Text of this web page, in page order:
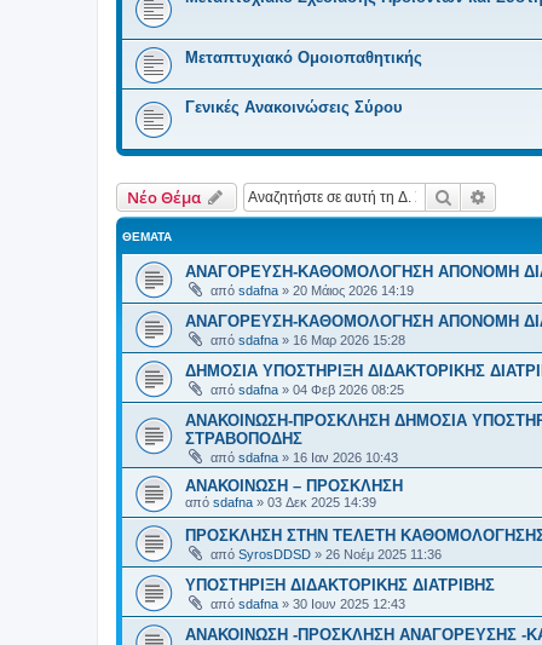
Μεταπτυχιακό Ομοιοπαθητικής
Γενικές Ανακοινώσεις Σύρου
Νέο Θέμα Αναζήτηση
ΘΈΜΑΤΑ
ΑΝΑΓΟΡΕΥΣΗ-ΚΑΘΟΜΟΛΟΓΗΣΗ ΑΠΟΝΟΜΗ
από sdafna » 20 Μάιος 2026 14:19
ΑΝΑΓΟΡΕΥΣΗ-ΚΑΘΟΜΟΛΟΓΗΣΗ ΑΠΟΝΟΜΗ
από sdafna » 16 Μαρ 2026 15:28
ΔΗΜΟΣΙΑ ΥΠΟΣΤΗΡΙΞΗ ΔΙΔΑΚΤΟΡΙΚΗΣ
από sdafna » 04 Φεβ 2026 08:25
ΑΝΑΚΟΙΝΩΣΗ-ΠΡΟΣΚΛΗΣΗ ΔΗΜΟΣΙΑ
ΣΤΡΑΒΟΠΟΔΗΣ
από sdafna » 16 Ιαν 2026 10:43
ΑΝΑΚΟΙΝΩΣΗ – ΠΡΟΣΚΛΗΣΗ
από sdafna » 03 Δεκ 2025 14:39
ΠΡΟΣΚΛΗΣΗ ΣΤΗΝ ΤΕΛΕΤΗ ΚΑΘΟΜΟΛΟΓΗΣΗΣ
από SyrosDDSD » 26 Νοέμ 2025 11:36
ΥΠΟΣΤΗΡΙΞΗ ΔΙΔΑΚΤΟΡΙΚΗΣ ΔΙΑΤΡΙΒΗΣ
από sdafna » 30 Ιουν 2025 12:43
ΑΝΑΚΟΙΝΩΣΗ -ΠΡΟΣΚΛΗΣΗ ΑΝΑΓΟΡΕΥΣΗΣ -